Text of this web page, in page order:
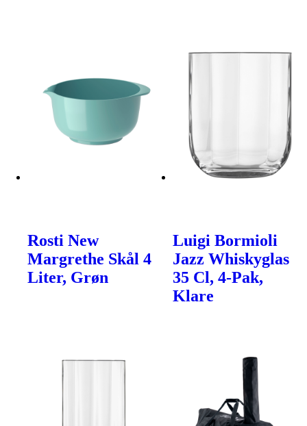
Rosti New
Margrethe Skål 4
Liter, Grøn
Luigi Bormioli
Jazz Whiskyglas
35 Cl, 4-Pak,
Klare